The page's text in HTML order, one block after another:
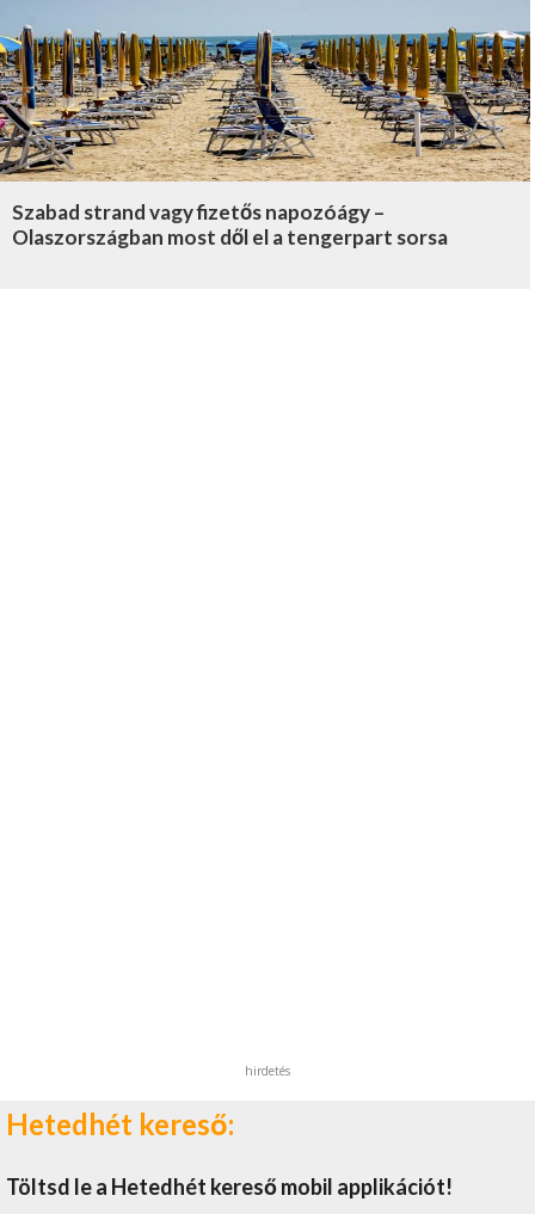
Szabad strand vagy fizetős napozóágy –
Olaszországban most dől el a tengerpart sorsa
hirdetés
Hetedhét kereső:
Töltsd le a Hetedhét kereső mobil applikációt!